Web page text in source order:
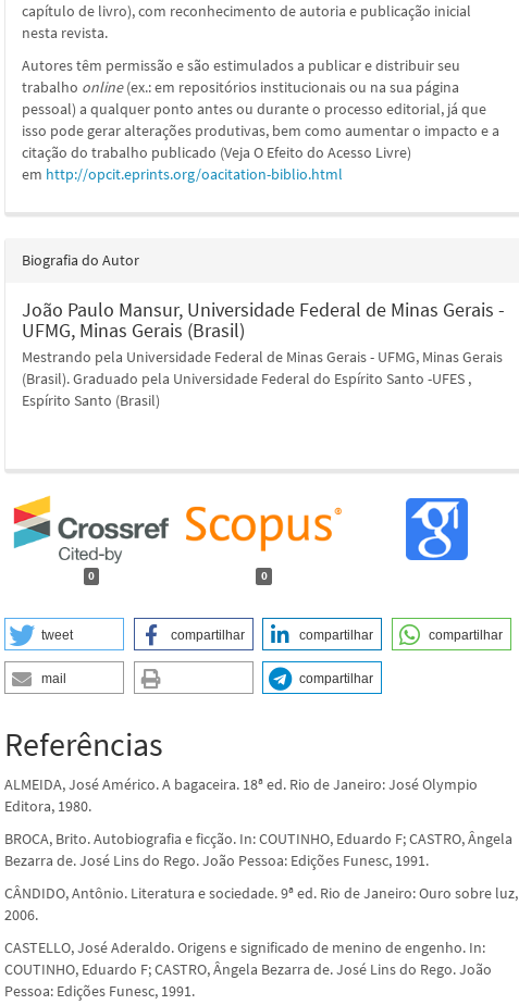
capítulo de livro), com reconhecimento de autoria e publicação inicial
nesta revista.
Autores têm permissão e são estimulados a publicar e distribuir seu
trabalho online(ex.: em repositórios institucionais ou na sua página
pessoal) a qualquer ponto antes ou durante o processo editorial, já que
isso pode gerar alterações produtivas, bem como aumentar o impacto e a
citação do trabalho publicado (Veja O Efeito do Acesso Livre)
em http://opcit.eprints.org/oacitation-biblio.html
Biografia do Autor
João Paulo Mansur, Universidade Federal de Minas Gerais -
UFMG, Minas Gerais (Brasil)
Mestrando pela Universidade Federal de Minas Gerais - UFMG, Minas Gerais
(Brasil). Graduado pela Universidade Federal do Espírito Santo -UFES ,
Espírito Santo (Brasil)
0 0
tweet compartilhar compartilhar compartilhar
mail compartilhar
Referências
ALMEIDA, José Américo. A bagaceira. 18ª ed. Rio de Janeiro: José Olympio
Editora, 1980.
BROCA, Brito. Autobiografia e ficção. In: COUTINHO, Eduardo F; CASTRO, Ângela
Bezarra de. José Lins do Rego. João Pessoa: Edições Funesc, 1991.
CÂNDIDO, Antônio. Literatura e sociedade. 9ª ed. Rio de Janeiro: Ouro sobre luz,
2006.
CASTELLO, José Aderaldo. Origens e significado de menino de engenho. In:
COUTINHO, Eduardo F; CASTRO, Ângela Bezarra de. José Lins do Rego. João
Pessoa: Edições Funesc, 1991.